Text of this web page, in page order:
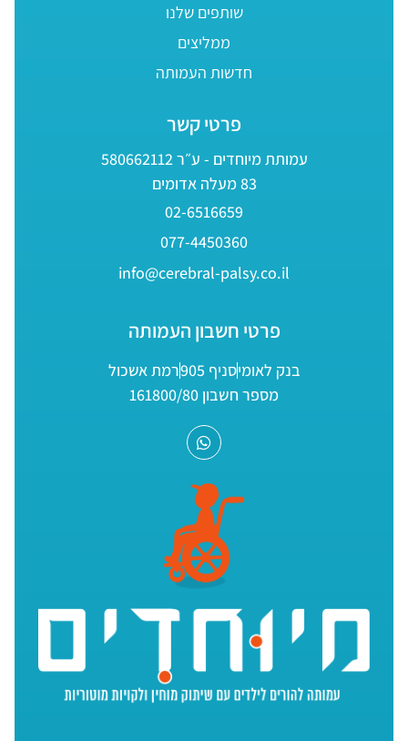
שותפים שלנו
ממליצים
חדשות העמותה
פרטי קשר
עמותת מיוחדים - ע״ר 580662112
83 מעלה אדומים
02-6516659
077-4450360
info@cerebral-palsy.co.il
פרטי חשבון העמותה
בנק לאומיסניף 905
רמת אשכול
מספר חשבון 161800/80